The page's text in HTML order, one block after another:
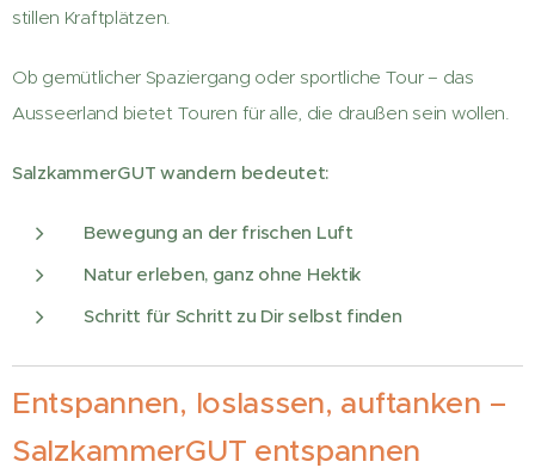
stillen Kraftplätzen.
Ob gemütlicher Spaziergang oder sportliche Tour – das
Ausseerland bietet Touren für alle, die draußen sein wollen.
SalzkammerGUT wandern bedeutet:
Bewegung an der frischen Luft
Natur erleben, ganz ohne Hektik
Schritt für Schritt zu Dir selbst finden
Entspannen, loslassen, auftanken –
SalzkammerGUT entspannen